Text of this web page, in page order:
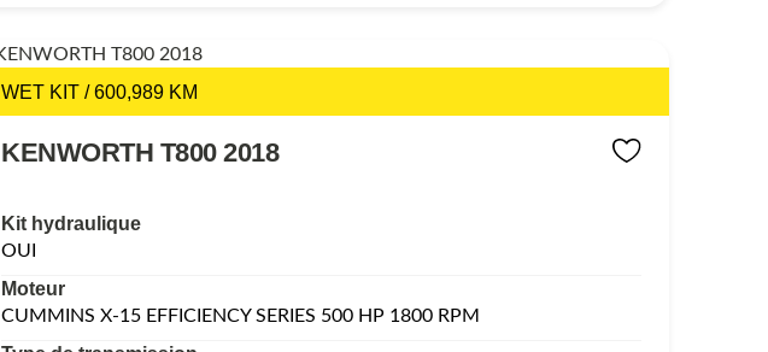
WET KIT / 600,989 KM
KENWORTH T800 2018
Kit hydraulique
OUI
Moteur
CUMMINS X-15 EFFICIENCY SERIES 500 HP 1800 RPM